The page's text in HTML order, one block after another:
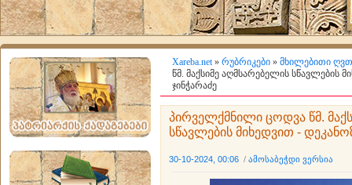
Xareba.net» რუბრიკები » მხილებითი
წმ. მაქსიმე აღმსარებელის სწავლების
ჯინჭარაძე
პირველქმნილი ცოდვა წმ.
სწავლების მიხედვით -
30-10-2024, 00:06 / ამოსაბეჭდი ვერსია